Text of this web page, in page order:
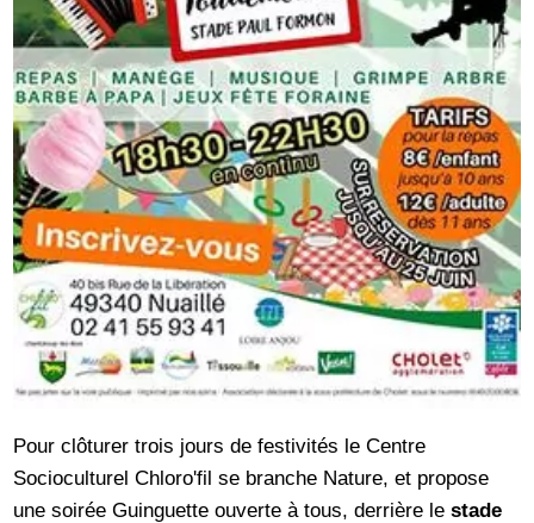
Pour clôturer trois jours de festivités le Centre
Socioculturel Chloro'fil se branche Nature, et propose
une soirée Guinguette ouverte à tous, derrière lestade